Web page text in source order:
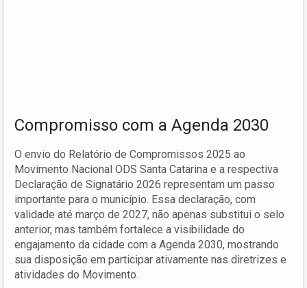
Compromisso com a Agenda 2030
O envio do Relatório de Compromissos 2025 ao
Movimento Nacional ODS Santa Catarina e a respectiva
Declaração de Signatário 2026 representam um passo
importante para o município. Essa declaração, com
validade até março de 2027, não apenas substitui o selo
anterior, mas também fortalece a visibilidade do
engajamento da cidade com a Agenda 2030, mostrando
sua disposição em participar ativamente nas diretrizes e
atividades do Movimento.